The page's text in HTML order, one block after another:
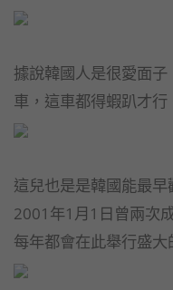
據說韓國人是很愛面
車，這車都得蝦趴才行
這兒也是是韓國能最
2001年1月1日曾兩次
每年都會在此舉行盛大